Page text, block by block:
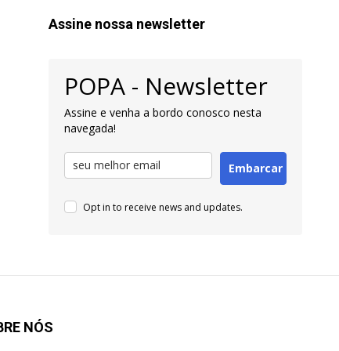
Assine nossa newsletter
POPA - Newsletter
Assine e venha a bordo conosco nesta
navegada!
Embarcar
Opt in to receive news and updates.
NÓS